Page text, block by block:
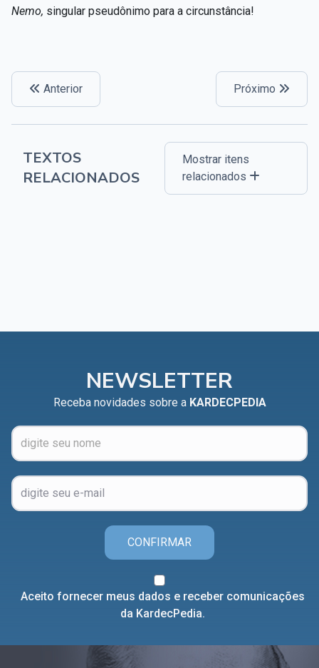
Nemo, singular pseudônimo para a circunstância!
Anterior Próximo
TEXTOS
RELACIONADOS
Mostrar itens
relacionados
NEWSLETTER
Receba novidades sobre a KARDECPEDIA
CONFIRMAR
Aceito fornecer meus dados e receber comunicações
da KardecPedia.